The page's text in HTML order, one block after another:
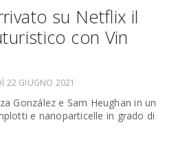
su Netflix il
con Vin
22 GIUGNO 2021
González e Sam Heughan in un
e nanoparticelle in grado di